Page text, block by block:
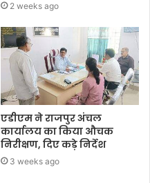
2 weeks ago
एडीएम ने राजपुर अंचल
कार्यालय का किया औचक
निरीक्षण, दिए कड़े निर्देश
3 weeks ago